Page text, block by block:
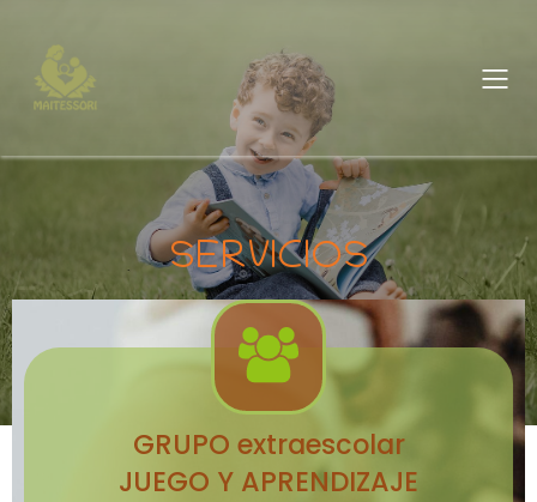
SERVICIOS
GRUPO extraescolar
JUEGO Y APRENDIZAJE